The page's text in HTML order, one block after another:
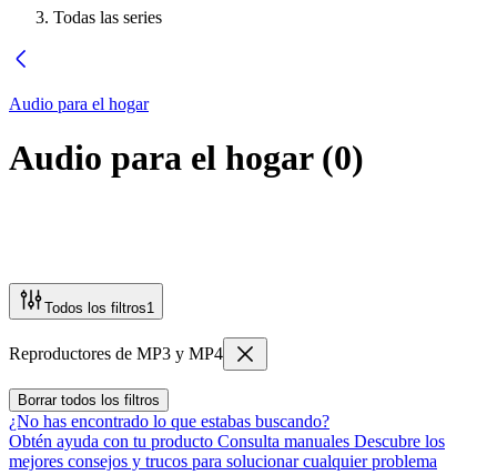
Todas las series
Audio para el hogar
Audio para el hogar(0)
Todos los filtros1
Reproductores de MP3 y MP4
Borrar todos los filtros
¿No has encontrado lo que estabas buscando?
Obtén ayuda con tu producto Consulta manuales Descubre los
mejores consejos y trucos para solucionar cualquier problema